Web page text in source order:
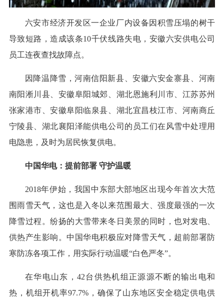
六安市经济开发区一企业厂内设备因积雪压塌的树干
导致短路，造成该条10千伏线路失电，安徽六安供电公司
员工连夜查找故障点。
因降温降雪，河南信阳新县、安徽六安金寨县、河南
南阳淅川县、安徽阜阳城郊、湖北恩施利川市、江苏苏州
张家港市、安徽阜阳临泉县、湖北宜昌枝江市、河南商丘
宁陵县、湖北襄阳泽能供电公司的员工们在风雪中处理用
电隐患，及时为居民恢复供电。
中国华电：提前部署 守护温暖
2018年伊始，我国中东部大部地区出现今年首次大范
围雨雪天气，这也是入冬以来范围最大、强度最强的一次
降雪过程。纷扬的大雪带来冬日美景的同时，也对发电、
供热产生影响。中国华电积极应对降雪天气，超前部署防
寒防冻各项工作，用实际行动温暖“白色严冬”。
在华电山东，42台供热机组正源源不断的输出电和
热，机组开机率97.7%，确保了山东地区安全稳定供电供